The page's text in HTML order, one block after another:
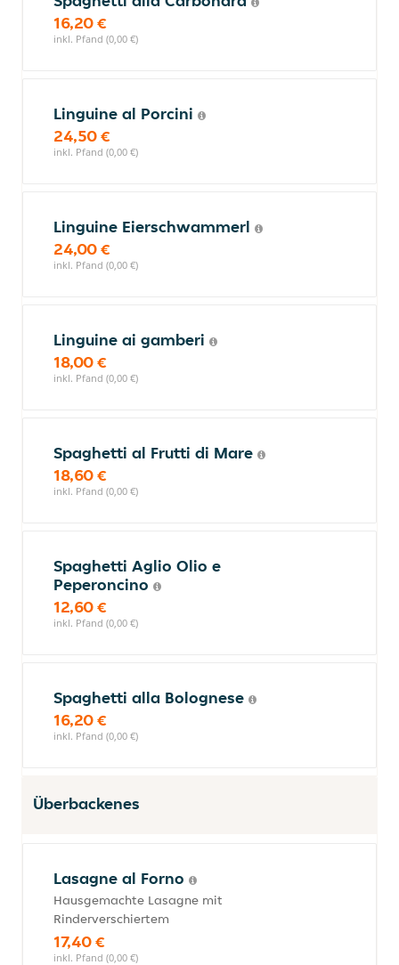
16,20 €
inkl. Pfand (0,00 €)
Linguine al Porcini
24,50 €
inkl. Pfand (0,00 €)
Linguine Eierschwammerl
24,00 €
inkl. Pfand (0,00 €)
Linguine ai gamberi
18,00 €
inkl. Pfand (0,00 €)
Spaghetti al Frutti di Mare
18,60 €
inkl. Pfand (0,00 €)
Spaghetti Aglio Olio e
Peperoncino
12,60 €
inkl. Pfand (0,00 €)
Spaghetti alla Bolognese
16,20 €
inkl. Pfand (0,00 €)
Überbackenes
Lasagne al Forno
Hausgemachte Lasagne mit
Rinderverschiertem
17,40 €
inkl. Pfand (0,00 €)